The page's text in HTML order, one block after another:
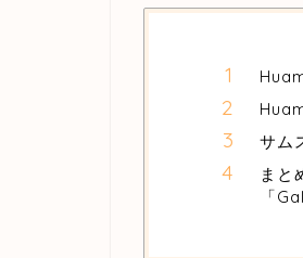
サム
まと
「